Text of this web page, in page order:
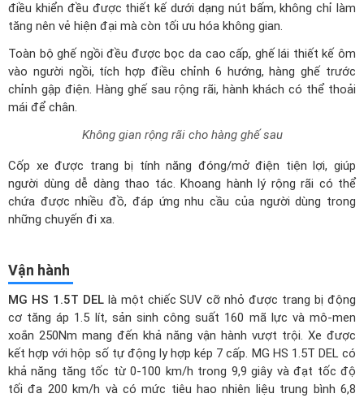
điều khiển đều được thiết kế dưới dạng nút bấm, không chỉ làm
tăng nên vẻ hiện đại mà còn tối ưu hóa không gian.
Toàn bộ ghế ngồi đều được bọc da cao cấp, ghế lái thiết kế ôm
vào người ngồi, tích hợp điều chỉnh 6 hướng, hàng ghế trước
chỉnh gập điện. Hàng ghế sau rộng rãi, hành khách có thể thoải
mái để chân.
Không gian rộng rãi cho hàng ghế sau
Cốp xe được trang bị tính năng đóng/mở điện tiện lợi, giúp
người dùng dễ dàng thao tác. Khoang hành lý rộng rãi có thể
chứa được nhiều đồ, đáp ứng nhu cầu của người dùng trong
những chuyến đi xa.
Vận hành
MG HS 1.5T DELlà một chiếc SUV cỡ nhỏ được trang bị động
cơ tăng áp 1.5 lít, sản sinh công suất 160 mã lực và mô-men
xoắn 250Nm mang đến khả năng vận hành vượt trội. Xe được
kết hợp với hộp số tự động ly hợp kép 7 cấp. MG HS 1.5T DEL có
khả năng tăng tốc từ 0-100 km/h trong 9,9 giây và đạt tốc độ
tối đa 200 km/h và có mức tiêu hao nhiên liệu trung bình 6,8